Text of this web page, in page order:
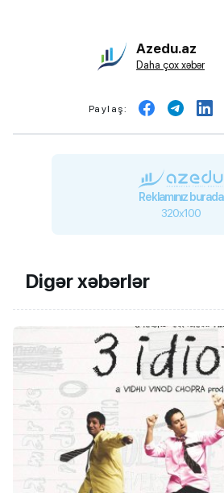
Azedu.az
Daha çox xəbər
Paylaş:
Reklamınız burada
320x100
Digər xəbərlər